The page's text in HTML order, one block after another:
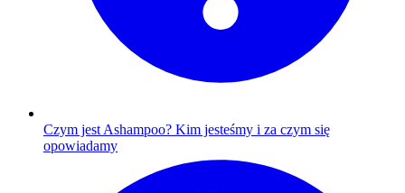
Czym jest Ashampoo? Kim jesteśmy i za czym się
opowiadamy